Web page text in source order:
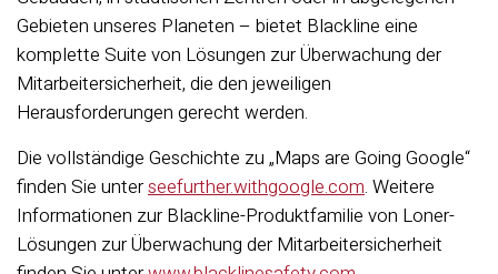
Gebieten unseres Planeten – bietet Blackline eine
komplette Suite von Lösungen zur Überwachung der
Mitarbeitersicherheit, die den jeweiligen
Herausforderungen gerecht werden.
Die vollständige Geschichte zu „Maps are Going Google“
finden Sie unterseefurther.withgoogle.com. Weitere
Informationen zur Blackline-Produktfamilie von Loner-
Lösungen zur Überwachung der Mitarbeitersicherheit